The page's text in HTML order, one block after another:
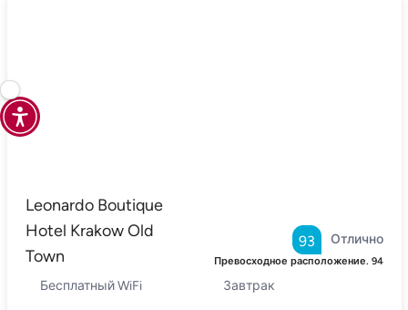
Leonardo Boutique
Hotel Krakow Old
Town
Отлично
93
Превосходное расположение. 94
Бесплатный WiFi Завтрак